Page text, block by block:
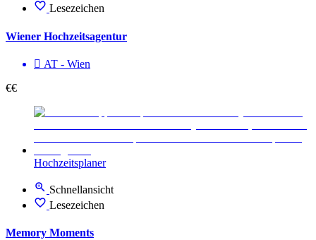
Lesezeichen
Wiener Hochzeitsagentur
AT - Wien
€€
Hochzeitsplaner
Schnellansicht
Lesezeichen
Memory Moments